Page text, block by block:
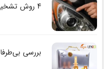
۴ روش تشخیص چراغ فابریک اصل
بررسی